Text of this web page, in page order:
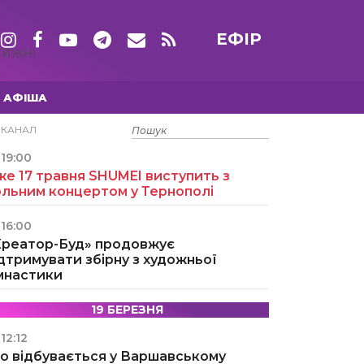
ЕФІР
АФІША
15 ТРАВНЯ
19:00
17 травня SHUMEI виступить з
концертом у Тернополі
16:00
Буд» продовжує
збірну з художньої
19 БЕРЕЗНЯ
12:12
відбувається у Варшавському